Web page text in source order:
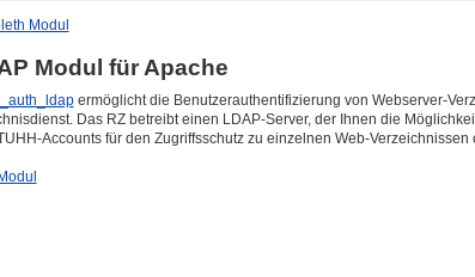
Modul
Modul für Apache
ermöglicht die Benutzerauthentifizierung von Webserver-
Das RZ betreibt einen LDAP-Server, der Ihnen die
Accounts für den Zugriffsschutz zu einzelnen Web-Verzeichnissen